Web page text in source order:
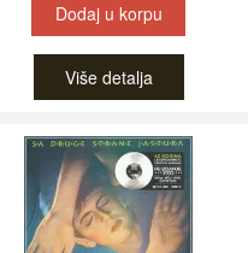
Dodaj u korpu
Više detalja